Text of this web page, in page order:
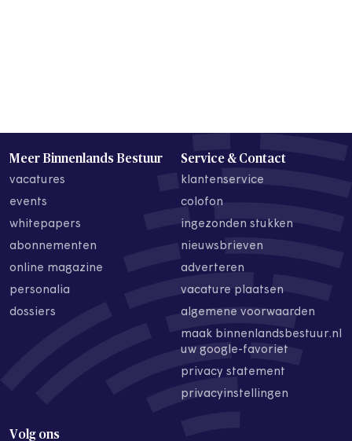
Meer Binnenlands Bestuur
vacatures
events
whitepapers
abonnementen
online magazine
personalia
dossiers
Service & Contact
klantenservice
colofon
ingezonden stukken
nieuwsbrieven
adverteren
vacature plaatsen
algemene voorwaarden
maak binnenlandsbestuur.nl
uw google-favoriet
privacy statement
privacyinstellingen
Volg ons